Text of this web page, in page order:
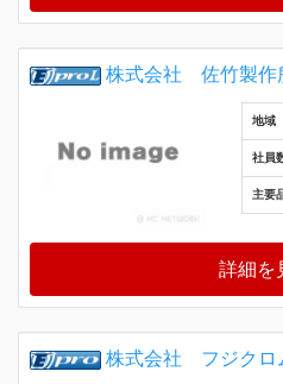
株式会社 佐竹製作
地域
社員
主要
詳細を
株式会社 フジク